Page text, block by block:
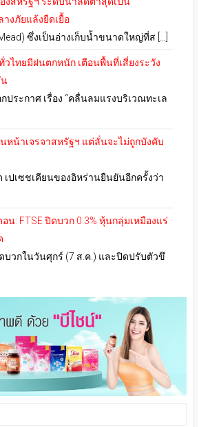
งภัยแล้งยืดเยื้อ
ซึ่งเป็นอ่างเก็บน้ำขนาดใหญ่ที่ส […]
วไทยมีฝนตกหนัก เตือนพื้นที่เสี่ยงระวัง
ประกาศ เรื่อง “คลื่นลมแรงบริเวณทะเล
หน้าเจรจาสหรัฐฯ แต่ลั่นจะไม่ถูกบังคับ
ปเซชเคียนของอิหร่านยืนยันอีกครั้งว่า
: FTSE ปิดบวก 0.3% หุ้นกลุ่มเหมืองแร่
วกในวันศุกร์ (7 ส.ค.) และปิดปรับตัวขึ